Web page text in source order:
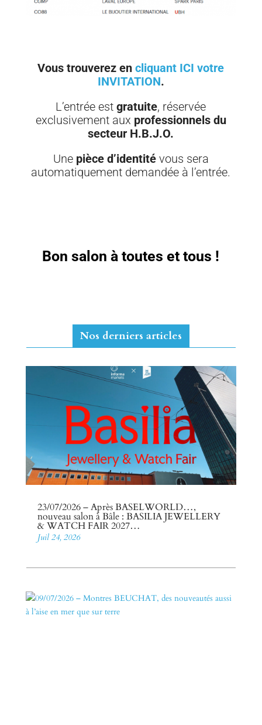
Vous trouverez encliquant ICI votre
INVITATION.
L’entrée estgratuite, réservée
exclusivement aux professionnels du
secteur H.B.J.O.
Une pièce d’identitévous sera
automatiquement demandée à l’entrée.
Bon salon à toutes et tous !
Nos derniers articles
23/07/2026 – Après BASELWORLD…,
nouveau salon à Bâle : BASILIA JEWELLERY
& WATCH FAIR 2027…
Juil 24, 2026